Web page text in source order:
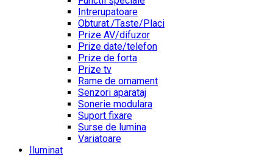
Intrerupatoare
Obturat./Taste/Placi
Prize AV/difuzor
Prize date/telefon
Prize de forta
Prize tv
Rame de ornament
Senzori aparataj
Sonerie modulara
Suport fixare
Surse de lumina
Variatoare
Iluminat